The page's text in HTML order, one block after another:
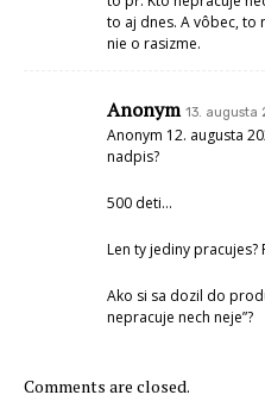
to aj dnes. A vôbec, to
nie o rasizme.
Anonym 13. augusta
Anonym 12. augusta
nadpis?
500 deti…
Len ty jediny pracujes?
Ako si sa dozil do
nepracuje nech neje”?
Comments are closed.